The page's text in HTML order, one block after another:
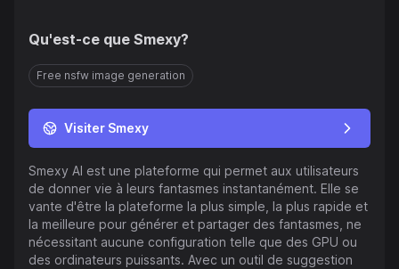
Qu'est-ce que Smexy?
Free nsfw image generation
Visiter Smexy
Smexy AI est une plateforme qui permet aux utilisateurs
de donner vie à leurs fantasmes instantanément. Elle se
vante d'être la plateforme la plus simple, la plus rapide et
la meilleure pour générer et partager des fantasmes, ne
nécessitant aucune configuration telle que des GPU ou
des ordinateurs puissants. Avec un outil de suggestion